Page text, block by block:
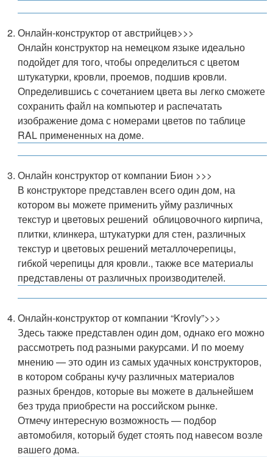
Онлайн-конструктор от австрийцев>>>
Онлайн конструктор на немецком языке идеально
подойдет для того, чтобы определиться с цветом
штукатурки, кровли, проемов, подшив кровли.
Определившись с сочетанием цвета вы легко сможете
сохранить файл на компьютер и распечатать
изображение дома с номерами цветов по таблице
RAL примененных на доме.
Онлайн конструктор от компании Бион >>>
В конструкторе представлен всего один дом, на
котором вы можете применить уйму различных
текстур и цветовых решений облицовочного кирпича,
плитки, клинкера, штукатурки для стен, различных
текстур и цветовых решений металлочерепицы,
гибкой черепицы для кровли., также все материалы
представлены от различных производителей.
Онлайн-конструктор от компании “Krovly”>>>
Здесь также представлен один дом, однако его можно
рассмотреть под разными ракурсами. И по моему
мнению — это один из самых удачных конструкторов,
в котором собраны кучу различных материалов
разных брендов, которые вы можете в дальнейшем
без труда приобрести на российском рынке.
Отмечу интересную возможность — подбор
автомобиля, который будет стоять под навесом возле
вашего дома.